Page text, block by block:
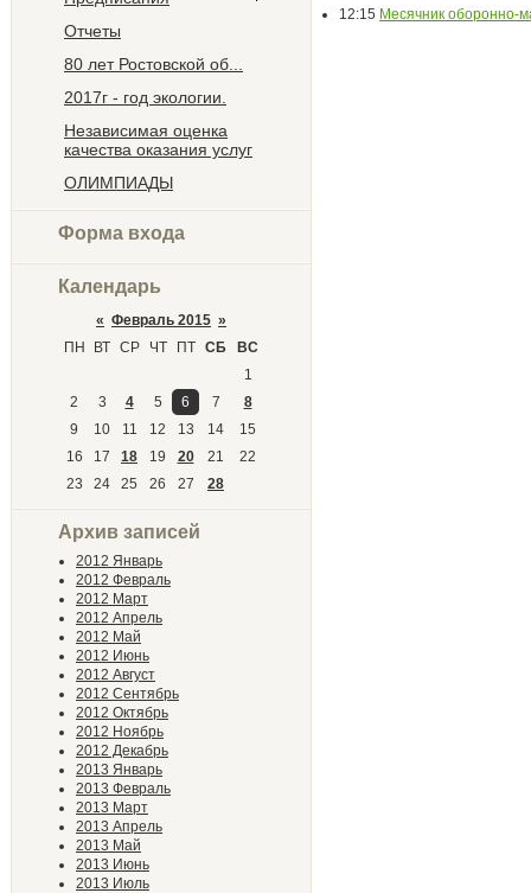
Отчеты
80 лет Ростовской об...
2017г - год экологии.
Независимая оценка
качества оказания услуг
ОЛИМПИАДЫ
Форма входа
Календарь
« Февраль 2015 »
ПН
ВТ СР ЧТ ПТ СБ
ВС
1
2
3 4 5 6 7
8
9
10 11 12 13 14
15
16
17 18 19 20 21
22
23
24 25 26 27 28
Архив записей
2012 Январь
2012 Февраль
2012 Март
2012 Апрель
2012 Май
2012 Июнь
2012 Август
2012 Сентябрь
2012 Октябрь
2012 Ноябрь
2012 Декабрь
2013 Январь
2013 Февраль
2013 Март
2013 Апрель
2013 Май
2013 Июнь
2013 Июль
12:15 Месячник оборонно-